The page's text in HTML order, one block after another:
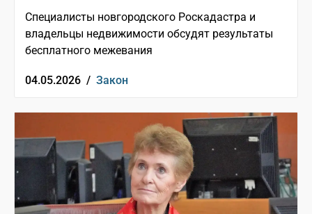
Специалисты новгородского Роскадастра и
владельцы недвижимости обсудят результаты
бесплатного межевания
04.05.2026 / Закон